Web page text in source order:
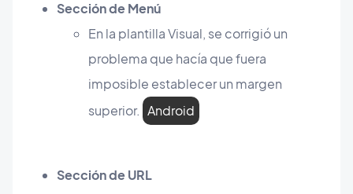
Sección de Menú
En la plantilla Visual, se corrigió un
problema que hacía que fuera
imposible establecer un margen
superior. Android
Sección de URL